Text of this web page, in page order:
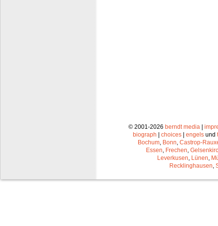
© 2001-2026 berndt media |
biograph | choices | engels und
Bochum Bonn Castrop-
Essen Frechen
Leverkusen Lünen
Recklinghausen